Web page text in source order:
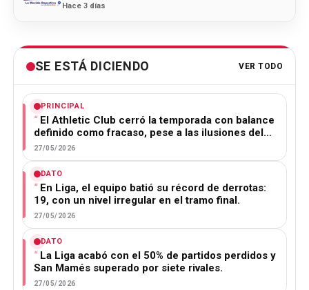
Hace 3 días
SE ESTÁ DICIENDO VER TODO
PRINCIPAL
El Athletic Club cerró la temporada con balance
definido como fracaso, pese a las ilusiones del…
27/05/2026
DATO
En Liga, el equipo batió su récord de derrotas:
19, con un nivel irregular en el tramo final.
27/05/2026
DATO
La Liga acabó con el 50% de partidos perdidos y
San Mamés superado por siete rivales.
27/05/2026